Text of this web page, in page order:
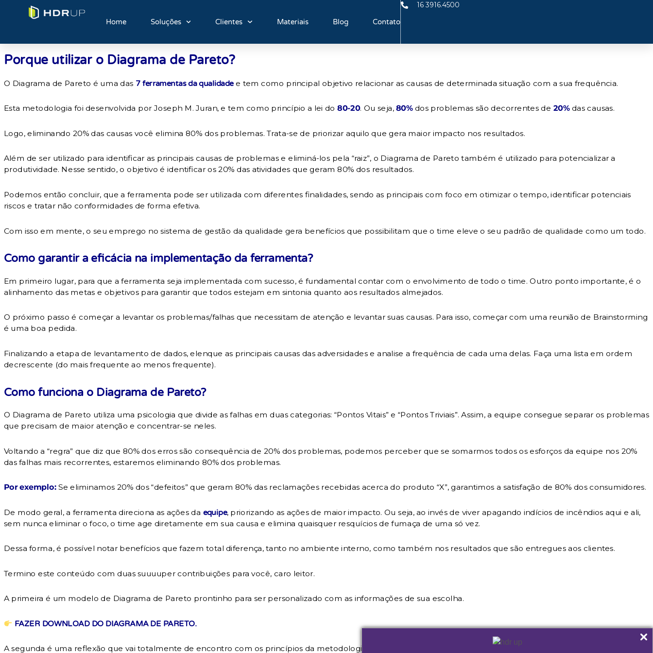
Home Soluções Clientes Materiais Blog Contato
16 3916.4500
Porque utilizar o Diagrama de Pareto?
O Diagrama de Pareto é uma das 7 ferramentas da qualidade e tem como principal objetivo relacionar as causas de determinada situação com a sua frequência.
Esta metodologia foi desenvolvida por Joseph M. Juran, e tem como princípio a lei do80-20. Ou seja, 80%dos problemas são decorrentes de 20%das causas.
Logo, eliminando 20% das causas você elimina 80% dos problemas. Trata-se de priorizar aquilo que gera maior impacto nos resultados.
Além de ser utilizado para identificar as principais causas de problemas e eliminá-los pela “raiz”, o Diagrama de Pareto também é utilizado para potencializar a
produtividade. Nesse sentido, o objetivo é identificar os 20% das atividades que geram 80% dos resultados.
Podemos então concluir, que a ferramenta pode ser utilizada com diferentes finalidades, sendo as principais com foco em otimizar o tempo, identificar potenciais
riscos e tratar não conformidades de forma efetiva.
Com isso em mente, o seu emprego no sistema de gestão da qualidade gera benefícios que possibilitam que o time eleve o seu padrão de qualidade como um todo.
Como garantir a eficácia na implementação da ferramenta?
Em primeiro lugar, para que a ferramenta seja implementada com sucesso, é fundamental contar com o envolvimento de todo o time. Outro ponto importante, é o
alinhamento das metas e objetivos para garantir que todos estejam em sintonia quanto aos resultados almejados.
O próximo passo é começar a levantar os problemas/falhas que necessitam de atenção e levantar suas causas. Para isso, começar com uma reunião de Brainstorming
é uma boa pedida.
Finalizando a etapa de levantamento de dados, elenque as principais causas das adversidades e analise a frequência de cada uma delas. Faça uma lista em ordem
decrescente (do mais frequente ao menos frequente).
Como funciona o Diagrama de Pareto?
O Diagrama de Pareto utiliza uma psicologia que divide as falhas em duas categorias: “Pontos Vitais” e “Pontos Triviais”. Assim, a equipe consegue separar os problemas
que precisam de maior atenção e concentrar-se neles.
Voltando a “regra” que diz que 80% dos erros são consequência de 20% dos problemas, podemos perceber que se somarmos todos os esforços da equipe nos 20%
das falhas mais recorrentes, estaremos eliminando 80% dos problemas.
Por exemplo:Se eliminamos 20% dos “defeitos” que geram 80% das reclamações recebidas acerca do produto “X”, garantimos a satisfação de 80% dos consumidores.
De modo geral, a ferramenta direciona as ações da equipe, priorizando as ações de maior impacto. Ou seja, ao invés de viver apagando indícios de incêndios aqui e ali,
sem nunca eliminar o foco, o time age diretamente em sua causa e elimina quaisquer resquícios de fumaça de uma só vez.
Dessa forma, é possível notar benefícios que fazem total diferença, tanto no ambiente interno, como também nos resultados que são entregues aos clientes.
Termino este conteúdo com duas suuuuper contribuições para você, caro leitor.
A primeira é um modelo de Diagrama de Pareto prontinho para ser personalizado com as informações de sua escolha.
FAZER DOWNLOAD DO DIAGRAMA DE PARETO.
A segunda é uma reflexão que vai totalmente de encontro com os princípios da metodologia abordada, e é do autor Warren Buffet, investidor e filantropo americano: